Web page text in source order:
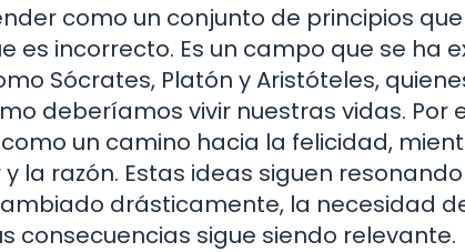
como un conjunto de principios
es incorrecto. Es un campo que se ha
Sócrates, Platón y Aristóteles,
deberíamos vivir nuestras vidas. Por
un camino hacia la felicidad,
la razón. Estas ideas siguen
drásticamente, la necesidad
consecuencias sigue siendo relevante.